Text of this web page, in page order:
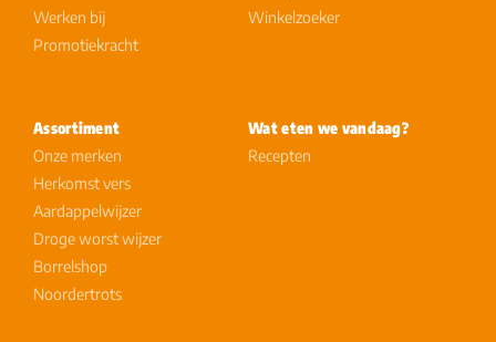
Werken bij
Promotiekracht
Winkelzoeker
Assortiment
Onze merken
Herkomst vers
Aardappelwijzer
Droge worst wijzer
Borrelshop
Noordertrots
Wat eten we vandaag?
Recepten